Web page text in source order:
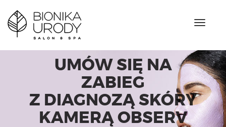
N
i
g
a
c
j
a
UMÓW SIĘ NA
ZABIEG
Z DIAGNOZĄ SKÓRY
KAMERĄ OBSERV